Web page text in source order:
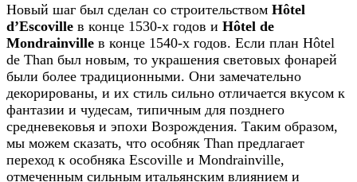
Новый шаг был сделан со строительством Hôtel
d’Escoville в конце 1530-х годов и Hôtel de
Mondrainville в конце 1540-х годов. Если план Hôtel
de Than был новым, то украшения световых фонарей
были более традиционными. Они замечательно
декорированы, и их стиль сильно отличается вкусом к
фантазии и чудесам, типичным для позднего
средневековья и эпохи Возрождения. Таким образом,
мы можем сказать, что особняк Than предлагает
переход к особняка Escoville и Mondrainville,
отмеченным сильным итальянским влиянием и